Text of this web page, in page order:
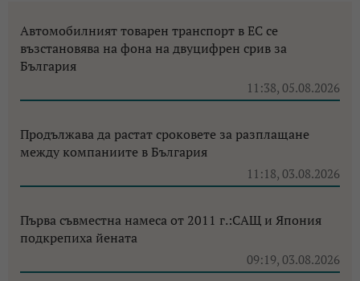
Автомобилният товарен транспорт в ЕС се
възстановява на фона на двуцифрен срив за
България
11:38, 05.08.2026
Продължава да растат сроковете за разплащане
между компаниите в България
11:18, 03.08.2026
Първа съвместна намеса от 2011 г.:САЩ и Япония
подкрепиха йената
09:19, 03.08.2026